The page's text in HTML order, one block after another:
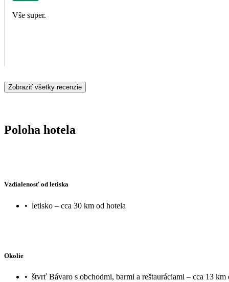
Vše super.
Zobraziť všetky recenzie
Poloha hotela
Vzdialenosť od letiska
• letisko – cca 30 km od hotela
Okolie
• štvrť Bávaro s obchodmi, barmi a reštauráciami – cca 13 km